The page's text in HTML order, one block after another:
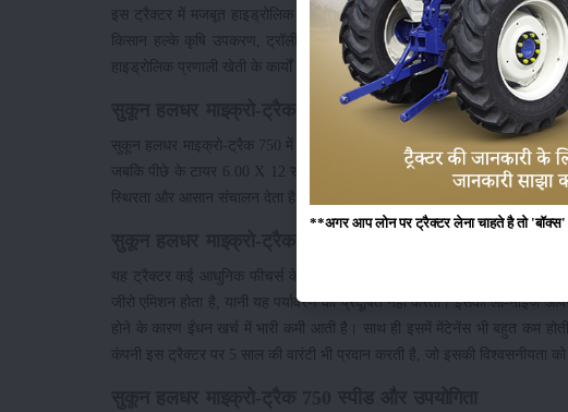
इस ट्रैक्टर में मजबूत हाइड्रोलिक सिस्टम दिया गया है जो खेती के विभिन्न
किसान हल्के कृषि उपकरण, ट्रॉली या अन्य खेती के उपकरण आसानी से उपयोग कर
हाइड्रोलिक प्रणाली खेती के कार्यों को अधिक आसान और तेज बनाती है।
सुकून हलधर माइक्रो-ट्रैक 750 पहिए और टायर
सुकून हलधर माइक्रो-ट्रैक 750 में 2WD यानी टू-व्हील ड्राइव सिस्टम दिया गया
जबकि पीछे के टायर 6.00 X 12 साइज में आते हैं। यह टायर संयोजन ट्रैक्टर को
स्थिरता और आसान संचालन देता है।
यह ट्रैक्टर कई आधुनिक फीचर्स के साथ आता है। इसमें LED हेडलाइट्स दी गई हैं,
जीरो एमिशन होता है, यानी यह पर्यावरण को प्रदूषित नहीं करता। इसकी लो-
होने के कारण ईंधन खर्च में भारी कमी आती है। साथ ही इसमें मेंटेनेंस भी बहुत कम
कंपनी इस ट्रैक्टर पर 5 साल की वारंटी भी प्रदान करती है, जो इसकी विश्वसनीयता को
**अगर आप लोन पर ट्रैक्टर लेना चाहते है तो